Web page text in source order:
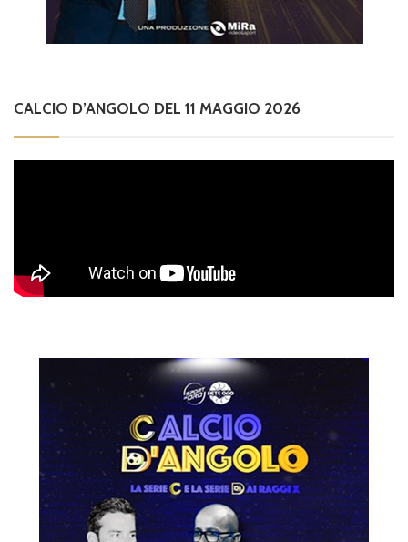
CALCIO D’ANGOLO DEL 11 MAGGIO 2026